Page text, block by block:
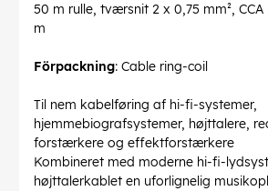
50 m rulle, tværsnit 2 x 0,75 mm²,
m
Förpackning: Cable ring-coil
Til nem kabelføring af hi-fi-systemer,
hjemmebiografsystemer, højttalere,
forstærkere og effektforstærkere
Kombineret med moderne hi-fi-
højttalerkablet en uforlignelig